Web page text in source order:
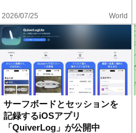
2026/07/25 World
サーフボードとセッションを
記録するiOSアプリ
「QuiverLog」が公開中